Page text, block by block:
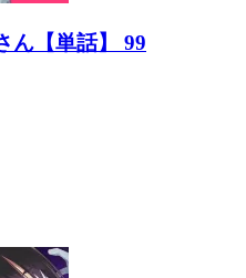
ん【単話】 99